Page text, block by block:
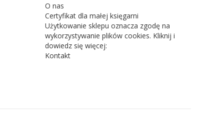
O nas
Certyfikat dla małej księgarni
Użytkowanie sklepu oznacza zgodę na
wykorzystywanie plików cookies. Kliknij i
dowiedz się więcej:
Kontakt